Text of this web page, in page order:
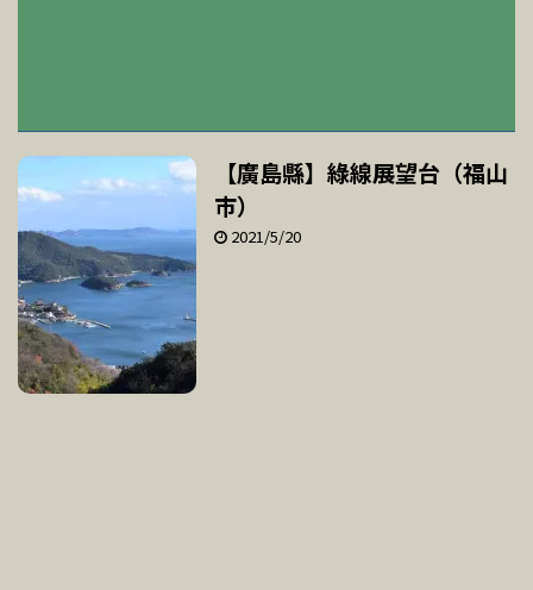
【廣島縣】綠線展望台（福山
市）
2021/5/20